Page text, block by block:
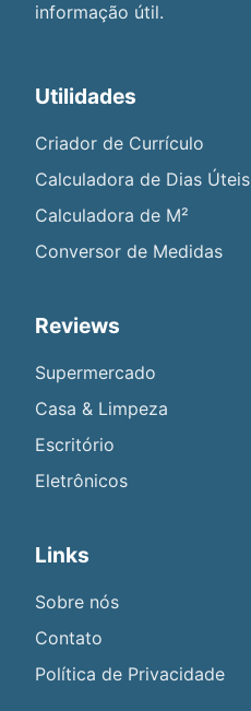
informação útil.
Utilidades
Criador de Currículo
Calculadora de Dias Úteis
Calculadora de M²
Conversor de Medidas
Reviews
Supermercado
Casa & Limpeza
Escritório
Eletrônicos
Links
Sobre nós
Contato
Política de Privacidade